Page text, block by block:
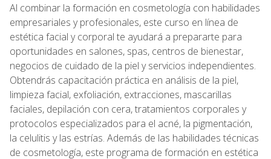
Al combinar la formación en cosmetología con habilidades
empresariales y profesionales, este curso en línea de
estética facial y corporal te ayudará a prepararte para
oportunidades en salones, spas, centros de bienestar,
negocios de cuidado de la piel y servicios independientes.
Obtendrás capacitación práctica en análisis de la piel,
limpieza facial, exfoliación, extracciones, mascarillas
faciales, depilación con cera, tratamientos corporales y
protocolos especializados para el acné, la pigmentación,
la celulitis y las estrías. Además de las habilidades técnicas
de cosmetología, este programa de formación en estética